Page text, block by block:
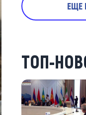
ЕЩЕ
ТОП-